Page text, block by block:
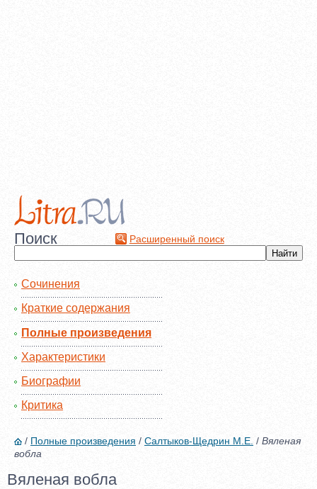
Поиск Расширенный поиск
Сочинения
Краткие содержания
Полные произведения
Характеристики
Биографии
Критика
/ Полные произведения / Салтыков-Щедрин М.Е. / Вяленая
вобла
Вяленая вобла